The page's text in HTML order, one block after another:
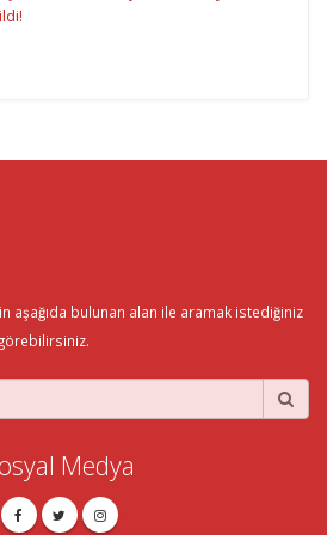
aşağıda bulunan alan ile aramak istediğiniz
Medya